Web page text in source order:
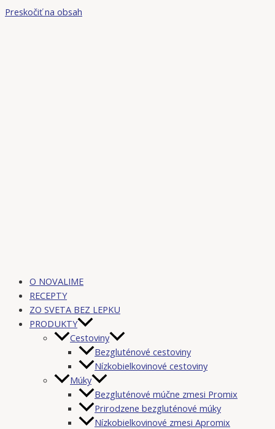
Preskočiť na obsah
O NOVALIME
RECEPTY
ZO SVETA BEZ LEPKU
PRODUKTY
Cestoviny
Bezgluténové cestoviny
Nízkobielkovinové cestoviny
Múky
Bezgluténové múčne zmesi Promix
Prirodzene bezgluténové múky
Nízkobielkovinové zmesi Apromix